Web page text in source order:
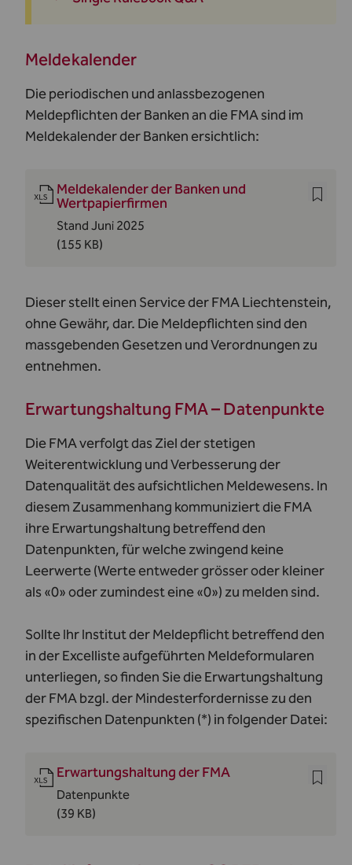
Meldekalender
Die periodischen und anlassbezogenen
Meldepflichten der Banken an die FMA sind im
Meldekalender der Banken ersichtlich:
Meldekalender der Banken und
Wertpapierfirmen
Stand Juni 2025
(155 KB)
Dieser stellt einen Service der FMA Liechtenstein,
ohne Gewähr, dar. Die Meldepflichten sind den
massgebenden Gesetzen und Verordnungen zu
entnehmen.
Erwartungshaltung FMA – Datenpunkte
Die FMA verfolgt das Ziel der stetigen
Weiterentwicklung und Verbesserung der
Datenqualität des aufsichtlichen Meldewesens. In
diesem Zusammenhang kommuniziert die FMA
ihre Erwartungshaltung betreffend den
Datenpunkten, für welche zwingend keine
Leerwerte (Werte entweder grösser oder kleiner
als «0» oder zumindest eine «0») zu melden sind.
Sollte Ihr Institut der Meldepflicht betreffend den
in der Excelliste aufgeführten Meldeformularen
unterliegen, so finden Sie die Erwartungshaltung
der FMA bzgl. der Mindesterfordernisse zu den
spezifischen Datenpunkten (*) in folgender Datei:
Erwartungshaltung der FMA
Datenpunkte
(39 KB)